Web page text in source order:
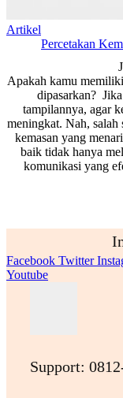
Artikel
Percetakan
Apakah kamu
dipasarkan?
tampilannya, agar
meningkat. Nah, salah
kemasan yang
baik tidak hanya
komunikasi yang
Facebook Twitter
Youtube
Support: